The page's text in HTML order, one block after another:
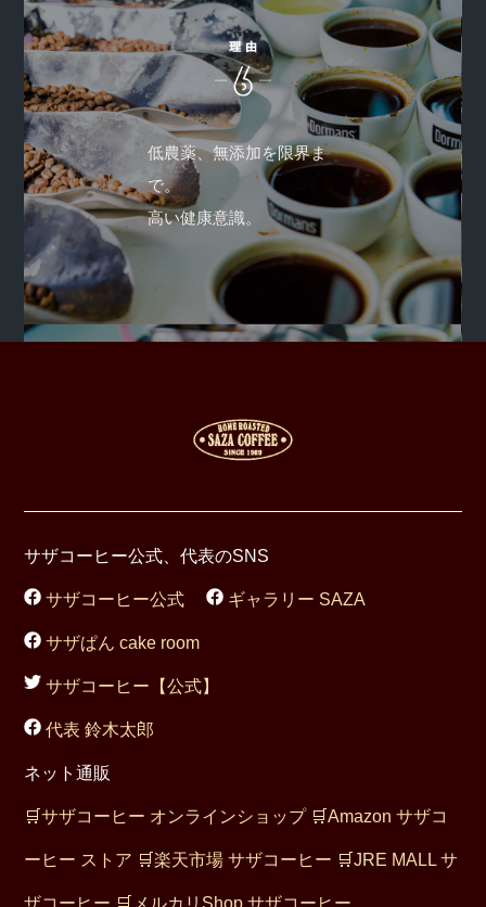
低農薬、無添加を限界ま
で。
高い健康意識。
お客様は神様、ではなく人間です。意識の高い農園は、おい
しさと健康のために、継続的な低農薬を限界まで。
またコーヒー豆の購入は、産地でたくさん集めてとことん試
して厳選します。品質基準は、『甘さとコク』『香りと濃
さ』『綺麗な後味』。農園も売買のビジネスパーソンも、コ
ーヒーにいちずだからこそ、意見を交わしながらおいしいコ
ーヒーを追求できます。
サザコーヒー公式、代表のSNS
サザコーヒー公式 ギャラリー SAZA
サザぱん cake room
サザコーヒー【公式】
代表 鈴木太郎
ネット通販
🛒サザコーヒー オンラインショップ 🛒Amazon サザコ
ーヒー ストア 🛒楽天市場 サザコーヒー 🛒JRE MALL サ